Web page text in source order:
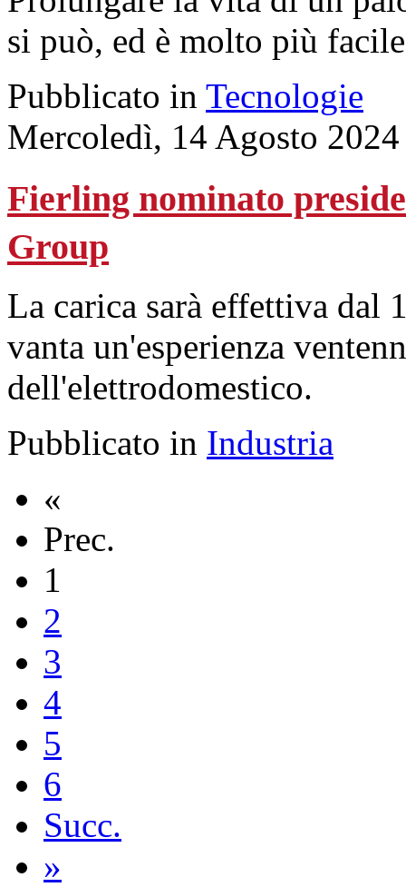
si può, ed è molto più
Pubblicato in Tecnologie
Mercoledì, 14 Agosto
Fierling nominato
Group
La carica sarà effettiva dal
vanta un'esperienza
dell'elettrodomestico.
Pubblicato in Industria
«
Prec.
1
2
3
4
5
6
Succ.
»